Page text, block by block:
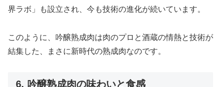
界ラボ」も設立され、今も技術の進化が続いています。
このように、吟醸熟成肉は肉のプロと酒蔵の情熱と技術が
結集した、まさに新時代の熟成肉なのです。
6. 吟醸熟成肉の味わいと食感